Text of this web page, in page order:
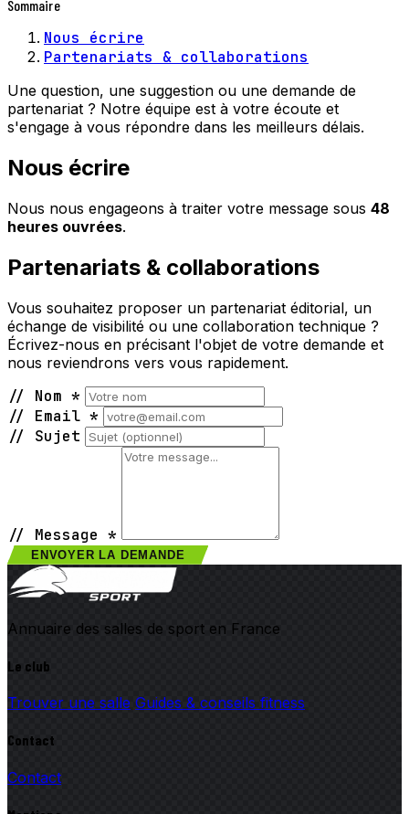
Sommaire
Nous écrire
Partenariats & collaborations
Une question, une suggestion ou une demande de
partenariat ? Notre équipe est à votre écoute et
s'engage à vous répondre dans les meilleurs délais.
Nous écrire
Nous nous engageons à traiter votre message sous 48
heures ouvrées.
Partenariats & collaborations
Vous souhaitez proposer un partenariat éditorial, un
échange de visibilité ou une collaboration technique ?
Écrivez-nous en précisant l'objet de votre demande et
nous reviendrons vers vous rapidement.
// Nom *
// Email *
// Sujet
// Message *
ENVOYER LA DEMANDE
Annuaire des salles de sport en France
Le club
Trouver une salle Guides & conseils fitness
Contact
Contact